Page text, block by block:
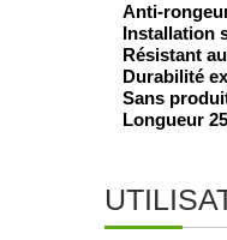
Anti-
Installation
Résistant
Durabilité
Sans
Longueur